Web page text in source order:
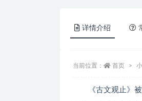
详情介绍
当前位置： 首页
《古文观止》